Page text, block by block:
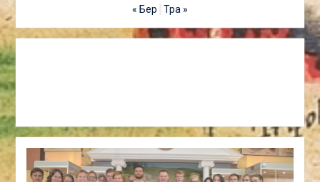
« Бер Тра »